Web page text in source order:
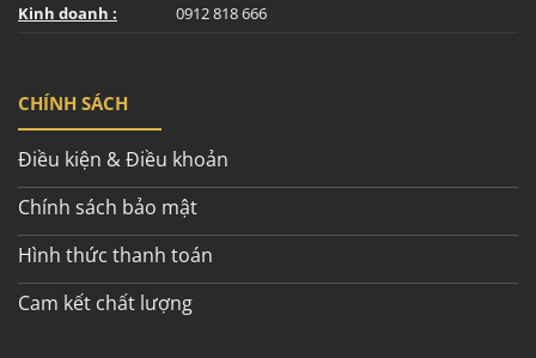
Kinh doanh :
0912 818 666
CHÍNH SÁCH
Điều kiện & Điều khoản
Chính sách bảo mật
Hình thức thanh toán
Cam kết chất lượng